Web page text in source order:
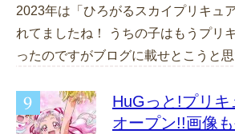
2023年は「ひろがるスカイプリキュ
れてましたね！ うちの子はもうプリ
ったのですがブログに載せとこうと
HuGっと!プリキ
オープン!!画像